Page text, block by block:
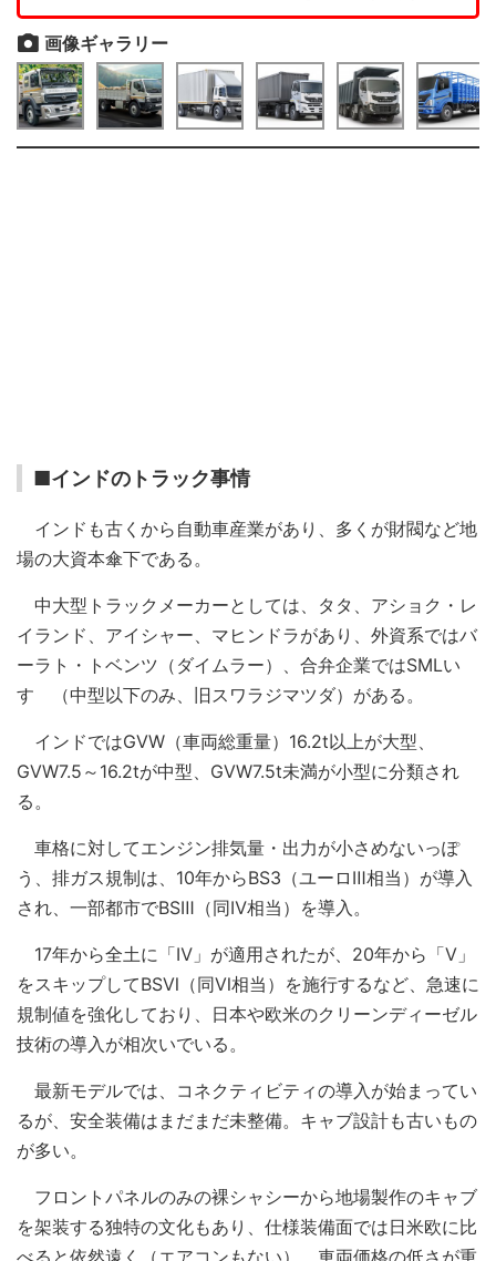
画像ギャラリー
■インドのトラック事情
インドも古くから自動車産業があり、多くが財閥など地
場の大資本傘下である。
中大型トラックメーカーとしては、タタ、アショク・レ
イランド、アイシャー、マヒンドラがあり、外資系ではバ
ーラト・トベンツ（ダイムラー）、合弁企業ではSMLい
すゞ（中型以下のみ、旧スワラジマツダ）がある。
インドではGVW（車両総重量）16.2t以上が大型、
GVW7.5～16.2tが中型、GVW7.5t未満が小型に分類され
る。
車格に対してエンジン排気量・出力が小さめないっぽ
う、排ガス規制は、10年からBS3（ユーロⅢ相当）が導入
され、一部都市でBSⅢ（同Ⅳ相当）を導入。
17年から全土に「Ⅳ」が適用されたが、20年から「Ⅴ」
をスキップしてBSⅥ（同Ⅵ相当）を施行するなど、急速に
規制値を強化しており、日本や欧米のクリーンディーゼル
技術の導入が相次いでいる。
最新モデルでは、コネクティビティの導入が始まってい
るが、安全装備はまだまだ未整備。キャブ設計も古いもの
が多い。
フロントパネルのみの裸シャシーから地場製作のキャブ
を架装する独特の文化もあり、仕様装備面では日米欧に比
べると依然遠く（エアコンもない）、車両価格の低さが重